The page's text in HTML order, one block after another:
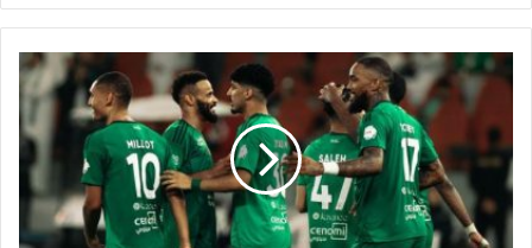
جدول
مباريات
11
مايو
2026
والقنوات